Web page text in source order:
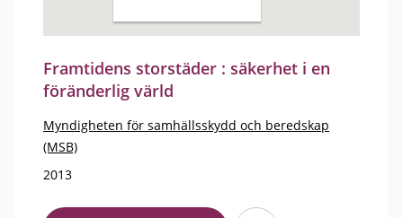
Framtidens storstäder : säkerhet i en
föränderlig värld
Myndigheten för samhällsskydd och beredskap
(MSB)
2013